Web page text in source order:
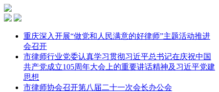
重庆深入开展“做党和人民满意的好律师”主题活动推进
会召开
市律师行业党委认真学习贯彻习近平总书记在庆祝中国
共产党成立105周年大会上的重要讲话精神及习近平党建
思想
市律师协会召开第八届二十一次会长办公会